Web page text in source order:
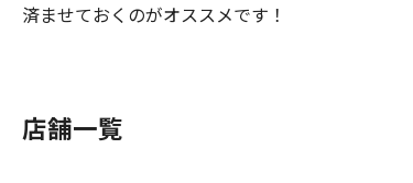
済ませておくのがオススメです！
店舗一覧